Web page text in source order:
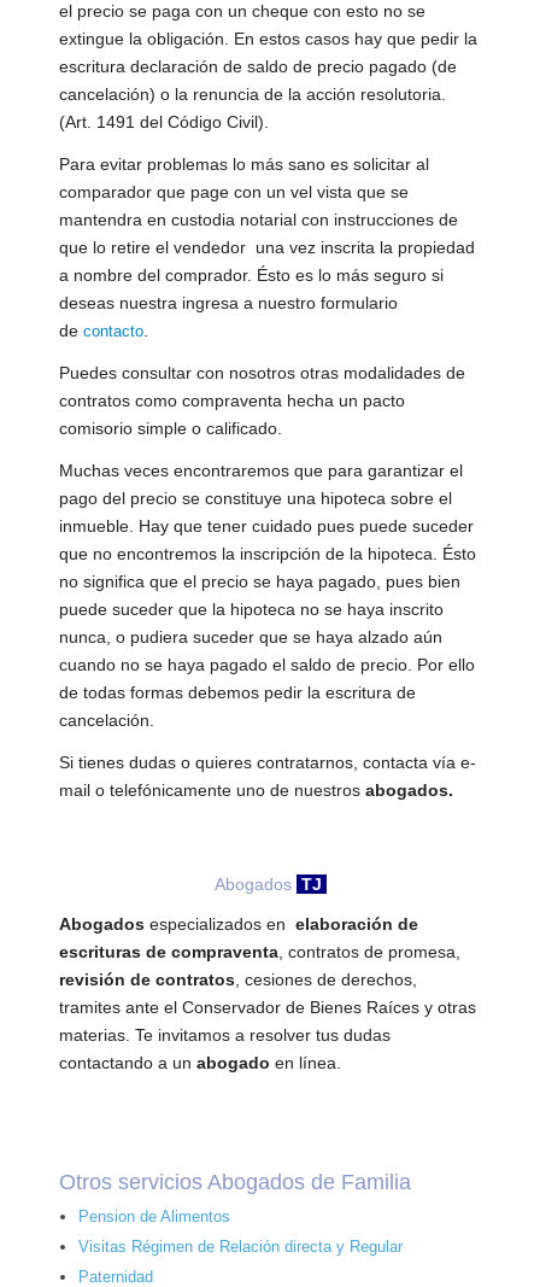
el precio se paga con un cheque con esto no se
extingue la obligación. En estos casos hay que pedir la
escritura declaración de saldo de precio pagado (de
cancelación) o la renuncia de la acción resolutoria.
(Art. 1491 del Código Civil).
Para evitar problemas lo más sano es solicitar al
comparador que page con un vel vista que se
mantendra en custodia notarial con instrucciones de
que lo retire el vendedor una vez inscrita la propiedad
a nombre del comprador. Ésto es lo más seguro si
deseas nuestra ingresa a nuestro formulario
de contacto
Puedes consultar con nosotros otras modalidades de
contratos como compraventa hecha un pacto
comisorio simple o calificado.
Muchas veces encontraremos que para garantizar el
pago del precio se constituye una hipoteca sobre el
inmueble. Hay que tener cuidado pues puede suceder
que no encontremos la inscripción de la hipoteca. Ésto
no significa que el precio se haya pagado, pues bien
puede suceder que la hipoteca no se haya inscrito
nunca, o pudiera suceder que se haya alzado aún
cuando no se haya pagado el saldo de precio. Por ello
de todas formas debemos pedir la escritura de
cancelación.
Si tienes dudas o quieres contratarnos, contacta vía e-
mail o telefónicamente uno de nuestros abogados.
Abogados TJ
Abogados especializados en elaboración de
escrituras de compraventa , contratos de promesa,
revisión de contratos , cesiones de derechos,
tramites ante el Conservador de Bienes Raíces y otras
materias. Te invitamos a resolver tus dudas
contactando a un abogado en línea.
Otros servicios Abogados de Familia
Pension de Alimentos
Visitas Régimen de Relación directa y Regular
Paternidad